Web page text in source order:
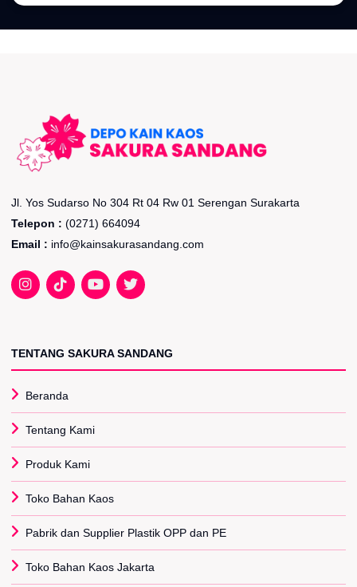
Jl. Yos Sudarso No 304 Rt 04 Rw 01 Serengan Surakarta
Telepon : (0271) 664094
Email : info@kainsakurasandang.com
TENTANG SAKURA SANDANG
Beranda
Tentang Kami
Produk Kami
Toko Bahan Kaos
Pabrik dan Supplier Plastik OPP dan PE
Toko Bahan Kaos Jakarta